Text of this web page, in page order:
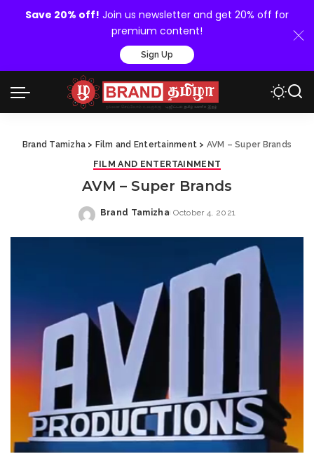
Save 20% off! Join us newsletter and get 20% off for
premium content!
Sign Up
Brand Tamizha > Film and Entertainment > AVM – Super Brands
FILM AND ENTERTAINMENT
AVM – Super Brands
Posted
Brand Tamizha October 4, 2021